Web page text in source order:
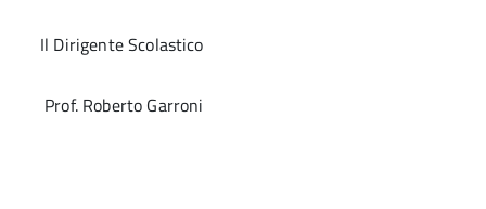
Il Dirigente Scolastico
Prof. Roberto Garroni